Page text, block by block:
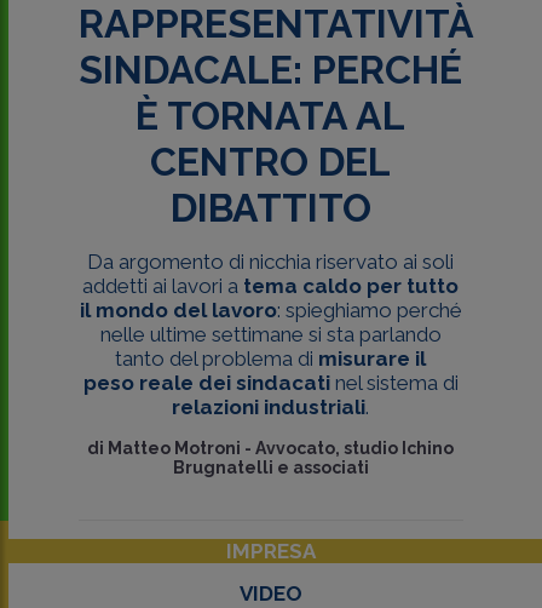
RAPPRESENTATIVITÀ
SINDACALE: PERCHÉ
È TORNATA AL
CENTRO DEL
DIBATTITO
Da argomento di nicchia riservato ai soli
addetti ai lavori a tema caldo per tutto
il mondo del lavoro: spieghiamo perché
nelle ultime settimane si sta parlando
tanto del problema di misurare il
peso reale dei sindacatinel sistema di
relazioni industriali.
di Matteo Motroni -Avvocato, studio Ichino
Brugnatelli e associati
IMPRESA
VIDEO